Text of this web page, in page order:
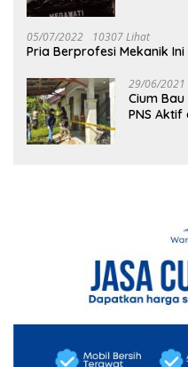
05/07/2022 10307 Lihat
Pria Berprofesi Mekanik
29/06/2021
Cium
PNS Aktif